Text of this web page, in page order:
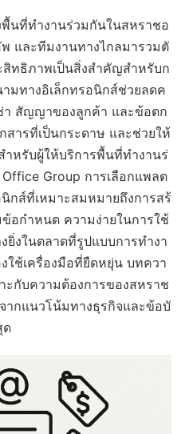
นที่ทำงานร่วมกันในสหราชอ
และทีมงานทางไกลมารวมตั
สิทธิภาพเป็นสิ่งสำคัญสำหรับก
มทางอิเล็กทรอนิกส์ช่วยลดค
า สัญญาของลูกค้า และข้อตก
สารที่เป็นกระดาษ และช่วยให้
ำหรับผู้ให้บริการพื้นที่ทำงานร่
Group การเลือกแพลต
กส์ที่เหมาะสมหมายถึงการสร้
อกำหนด ความง่ายในการใช้
ยิ่งในตลาดที่รูปแบบการทำงา
ใช้เครื่องมือที่ยืดหยุ่น บทควา
ะกับความต้องการของสหราช
ากแนวโน้มทางธุรกิจและข้อบั
ด